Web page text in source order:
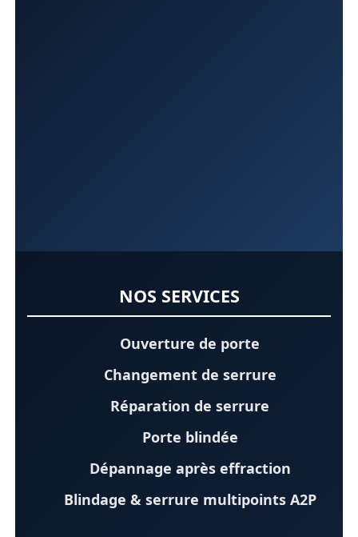
NOS SERVICES
Ouverture de porte
Changement de serrure
Réparation de serrure
Porte blindée
Dépannage après effraction
Blindage & serrure multipoints A2P